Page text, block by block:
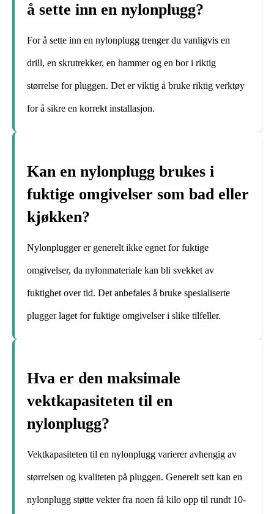
å sette inn en nylonplugg?
For å sette inn en nylonplugg trenger du vanligvis en
drill, en skrutrekker, en hammer og en bor i riktig
størrelse for pluggen. Det er viktig å bruke riktig verktøy
for å sikre en korrekt installasjon.
Kan en nylonplugg brukes i
fuktige omgivelser som bad eller
kjøkken?
Nylonplugger er generelt ikke egnet for fuktige
omgivelser, da nylonmateriale kan bli svekket av
fuktighet over tid. Det anbefales å bruke spesialiserte
plugger laget for fuktige omgivelser i slike tilfeller.
Hva er den maksimale
vektkapasiteten til en
nylonplugg?
Vektkapasiteten til en nylonplugg varierer avhengig av
størrelsen og kvaliteten på pluggen. Generelt sett kan en
nylonplugg støtte vekter fra noen få kilo opp til rundt 10-